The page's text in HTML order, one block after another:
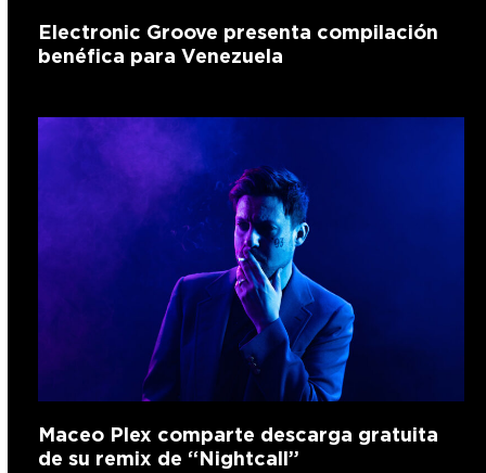
Electronic Groove presenta compilación
benéfica para Venezuela
Maceo Plex comparte descarga gratuita
de su remix de “Nightcall”